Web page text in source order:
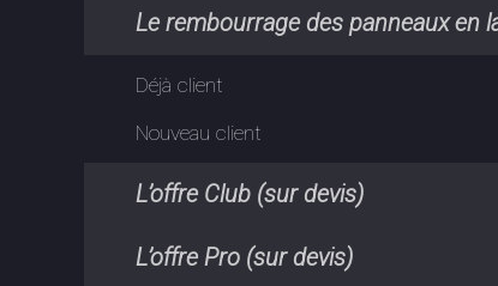
Le rembourrage des panneaux en
Déjà client
Nouveau client
L’offre Club (sur devis)
L’offre Pro (sur devis)